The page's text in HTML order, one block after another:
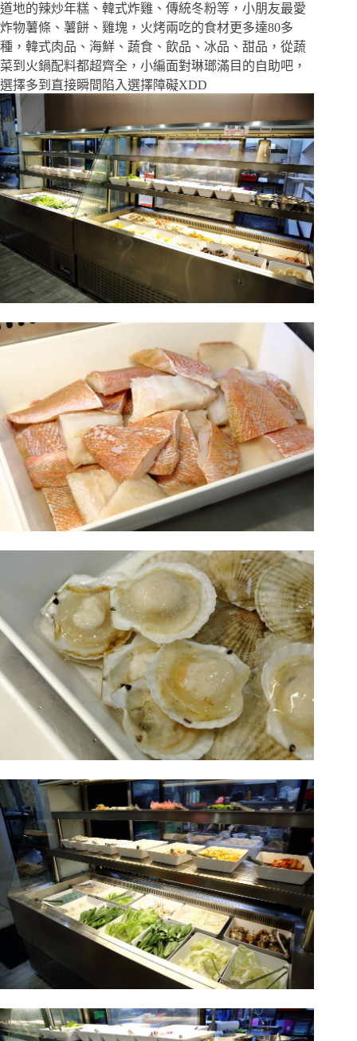
道地的辣炒年糕、韓式炸雞、傳統冬粉等，小朋友最愛
炸物薯條、薯餅、雞塊，火烤兩吃的食材更多達80多
種，韓式肉品、海鮮、蔬食、飲品、冰品、甜品，從蔬
菜到火鍋配料都超齊全，小編面對琳瑯滿目的自助吧，
選擇多到直接瞬間陷入選擇障礙XDD